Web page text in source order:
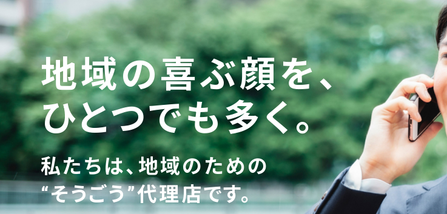
地域の喜ぶ顔を、
ひとつでも多く。
私たちは、地域のための
“そうごう”代理店です。